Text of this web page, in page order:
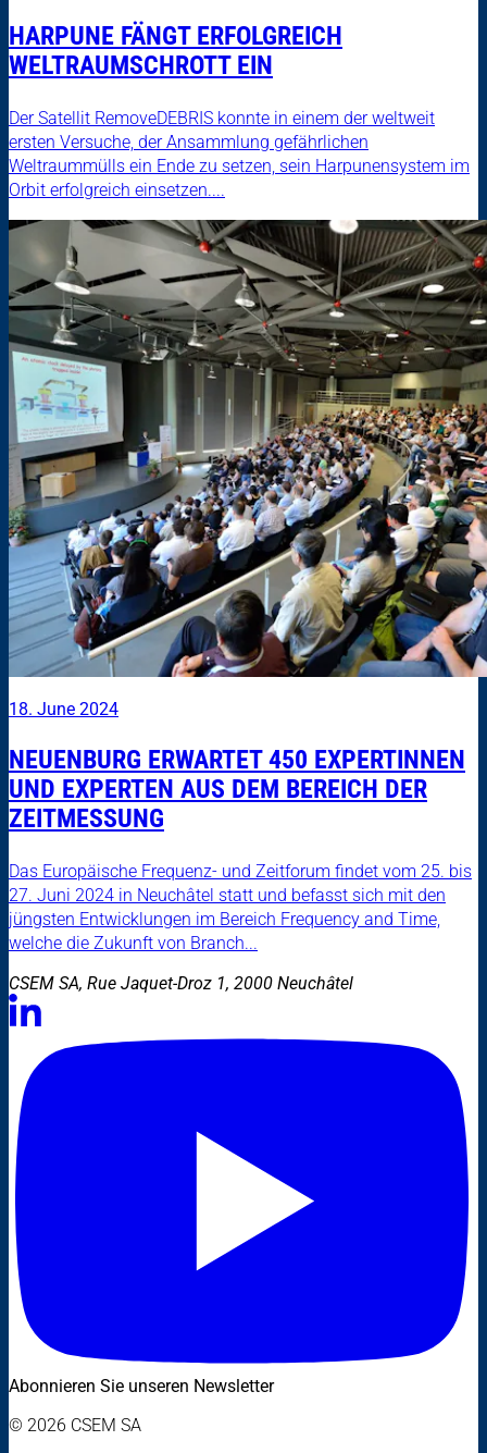
HARPUNE FÄNGT ERFOLGREICH
WELTRAUMSCHROTT EIN
Der Satellit RemoveDEBRIS konnte in einem der weltweit
ersten Versuche, der Ansammlung gefährlichen
Weltraummülls ein Ende zu setzen, sein Harpunensystem im
Orbit erfolgreich einsetzen....
18. June 2024
NEUENBURG ERWARTET 450 EXPERTINNEN
UND EXPERTEN AUS DEM BEREICH DER
ZEITMESSUNG
Das Europäische Frequenz- und Zeitforum findet vom 25. bis
27. Juni 2024 in Neuchâtel statt und befasst sich mit den
jüngsten Entwicklungen im Bereich Frequency and Time,
welche die Zukunft von Branch...
CSEM SA, Rue Jaquet-Droz 1, 2000 Neuchâtel
Abonnieren Sie unseren Newsletter
© 2026 CSEM SA